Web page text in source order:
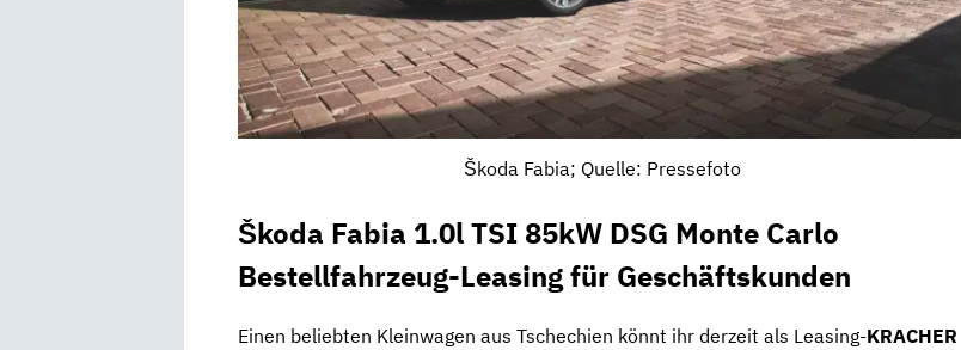
Škoda Fabia; Quelle: Pressefoto
Škoda Fabia 1.0l TSI 85kW DSG Monte Carlo
Bestellfahrzeug-Leasing für Geschäftskunden
Einen beliebten Kleinwagen aus Tschechien könnt ihr derzeit als Leasing-KRACHER